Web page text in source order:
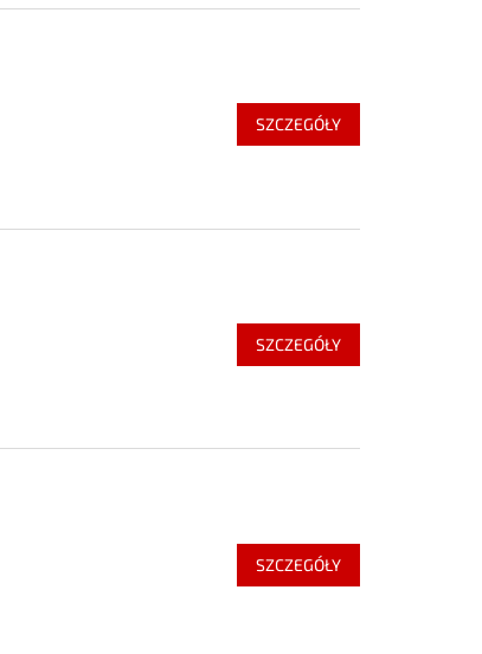
SZCZEGÓŁY
SZCZEGÓŁY
SZCZEGÓŁY